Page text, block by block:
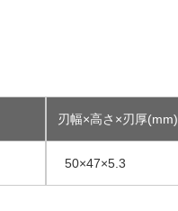
刃幅×高さ×刃厚(mm)
50×47×5.3